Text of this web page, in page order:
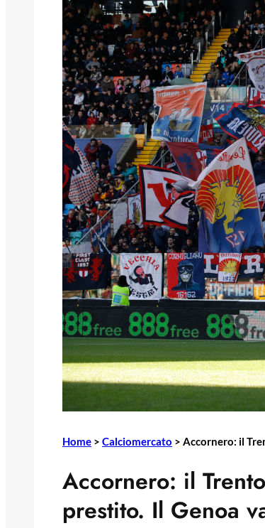
Home > Calciomercato > Accornero: il
Accornero: il
prestito. Il Genoa